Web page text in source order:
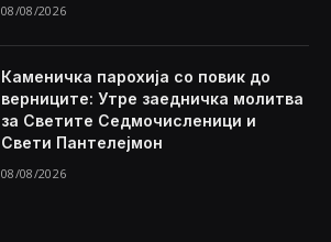
08/08/2026
Каменичка парохија со повик до
верниците: Утре заедничка молитва
за Светите Седмочисленици и
Свети Пантелејмон
08/08/2026